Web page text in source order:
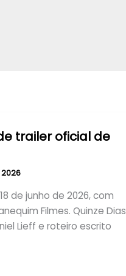
trailer oficial de
de junho de 2026, com
Filmes. Quinze Dias
Lieff e roteiro escrito